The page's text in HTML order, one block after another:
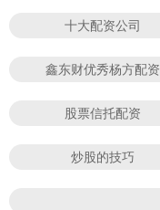
十大配资公司
鑫东财优秀杨方配资
股票信托配资
炒股的技巧